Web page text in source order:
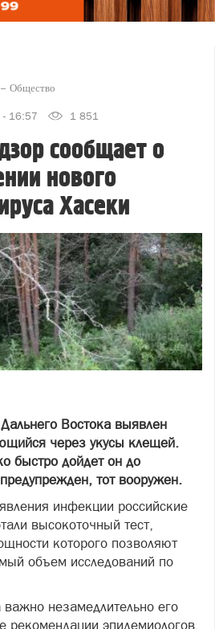
Общество
16:57 1 851
сообщает о
нового
Хасеки
Востока выявлен
через укусы клещей.
быстро дойдет он до
тот вооружен.
инфекции российские
высокоточный тест,
которого позволяют
объем исследований по
незамедлительно его
рекомендации эпидемиологов.